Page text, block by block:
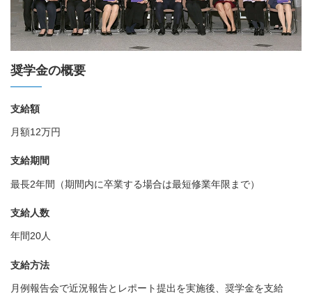
奨学金の概要
支給額
月額12万円
支給期間
最長2年間（期間内に卒業する場合は最短修業年限まで）
支給人数
年間20人
支給方法
月例報告会で近況報告とレポート提出を実施後、奨学金を支給